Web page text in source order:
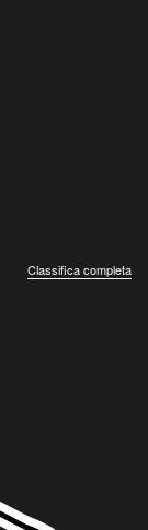
Classifica completa